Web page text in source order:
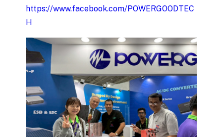
https://www.facebook.com/POWERGOODTEC
H